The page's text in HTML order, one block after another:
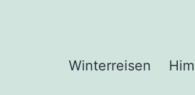
Winterreisen